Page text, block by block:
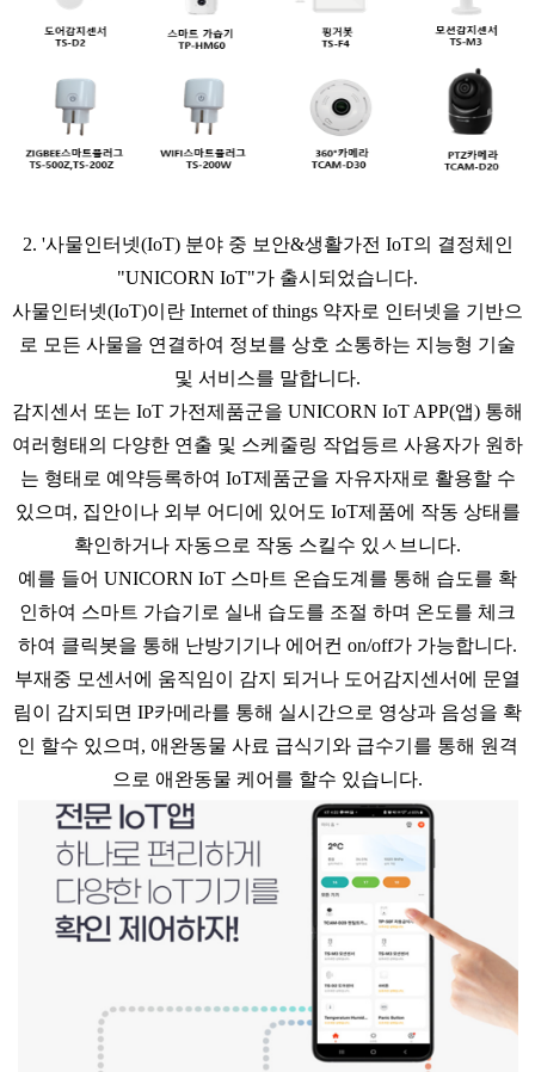
2. '사물인터넷(IoT) 분야 중 보안&생활가전 IoT의 결정체인
"UNICORN IoT"가 출시되었습니다.
사물인터넷(IoT)이란 Internet of things 약자로 인터넷을 기반으
로 모든 사물을 연결하여 정보를 상호 소통하는 지능형 기술
및 서비스를 말합니다.
감지센서 또는 IoT 가전제품군을 UNICORN IoT APP(앱) 통해
여러형태의 다양한 연출 및 스케줄링 작업등르 사용자가 원하
는 형태로 예약등록하여 IoT제품군을 자유자재로 활용할 수
있으며, 집안이나 외부 어디에 있어도 IoT제품에 작동 상태를
확인하거나 자동으로 작동 스킬수 있ㅅ브니다.
예를 들어 UNICORN IoT 스마트 온습도계를 통해 습도를 확
인하여 스마트 가습기로 실내 습도를 조절 하며 온도를 체크
하여 클릭봇을 통해 난방기기나 에어컨 on/off가 가능합니다.
부재중 모센서에 움직임이 감지 되거나 도어감지센서에 문열
림이 감지되면 IP카메라를 통해 실시간으로 영상과 음성을 확
인 할수 있으며, 애완동물 사료 급식기와 급수기를 통해 원격
으로 애완동물 케어를 할수 있습니다.